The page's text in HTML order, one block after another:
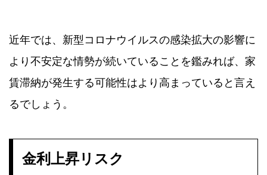
近年では、新型コロナウイルスの感染拡大の影響に
より不安定な情勢が続いていることを鑑みれば、家
賃滞納が発生する可能性はより高まっていると言え
るでしょう。
金利上昇リスク